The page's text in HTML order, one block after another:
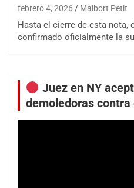
febrero 4, 2026 Maibort Petit
Hasta el cierre de esta nota,
confirmado oficialmente la
Juez en NY
demoledoras contra